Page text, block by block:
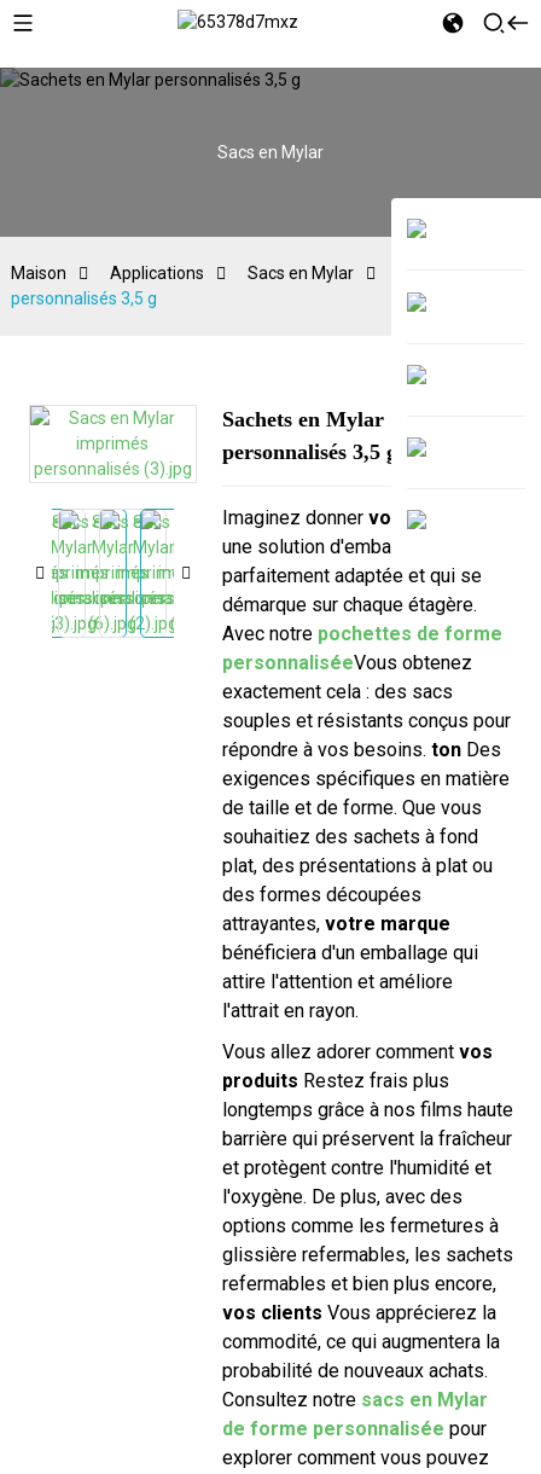
Sacs en Mylar
Maison Applications Sacs en Mylar
personnalisés 3,5 g
Sachets en Mylar
personnalisés 3,5 g
Imaginez donner votre produit
une solution d'emballage
parfaitement adaptée et qui se
démarque sur chaque étagère.
Avec notre pochettes de forme
personnaliséeVous obtenez
exactement cela : des sacs
souples et résistants conçus pour
répondre à vos besoins. tonDes
exigences spécifiques en matière
de taille et de forme. Que vous
souhaitiez des sachets à fond
plat, des présentations à plat ou
des formes découpées
attrayantes, votre marque
bénéficiera d'un emballage qui
attire l'attention et améliore
l'attrait en rayon.
Vous allez adorer comment vos
produits Restez frais plus
longtemps grâce à nos films haute
barrière qui préservent la fraîcheur
et protègent contre l'humidité et
l'oxygène. De plus, avec des
options comme les fermetures à
glissière refermables, les sachets
refermables et bien plus encore,
vos clients Vous apprécierez la
commodité, ce qui augmentera la
probabilité de nouveaux achats.
Consultez notre sacs en Mylar
de forme personnalisée pour
explorer comment vous pouvez